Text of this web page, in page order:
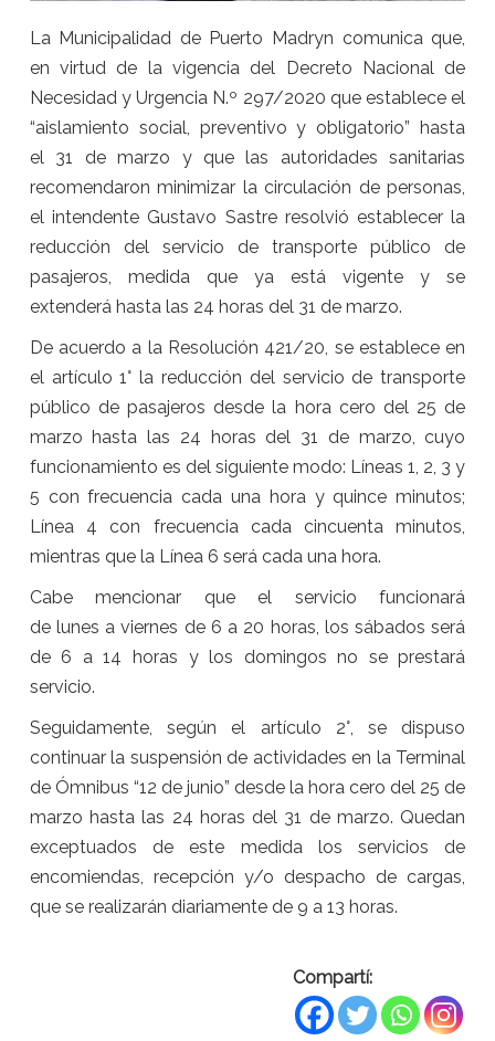
La Municipalidad de Puerto Madryn comunica que,
en virtud de la vigencia del Decreto Nacional de
Necesidad y Urgencia N.º 297/2020 que establece el
“aislamiento social, preventivo y obligatorio” hasta
el 31 de marzo y que las autoridades sanitarias
recomendaron minimizar la circulación de personas,
el intendente Gustavo Sastre resolvió establecer la
reducción del servicio de transporte público de
pasajeros, medida que ya está vigente y se
extenderá hasta las 24 horas del 31 de marzo.
De acuerdo a la Resolución 421/20, se establece en
el artículo 1° la reducción del servicio de transporte
público de pasajeros desde la hora cero del 25 de
marzo hasta las 24 horas del 31 de marzo, cuyo
funcionamiento es del siguiente modo: Líneas 1, 2, 3 y
5 con frecuencia cada una hora y quince minutos;
Línea 4 con frecuencia cada cincuenta minutos,
mientras que la Línea 6 será cada una hora.
Cabe mencionar que el servicio funcionará
de lunes aviernes de 6 a 20 horas, lossábados será
de 6 a 14 horas y los domingos no se prestará
servicio.
Seguidamente, según el artículo 2°, se dispuso
continuar la suspensión de actividades en la Terminal
de Ómnibus “12 de junio” desde la hora cero del 25 de
marzo hasta las 24 horas del 31 de marzo. Quedan
exceptuados de este medida los servicios de
encomiendas, recepción y/o despacho de cargas,
que se realizarán diariamente de 9 a 13 horas.
Compartí: